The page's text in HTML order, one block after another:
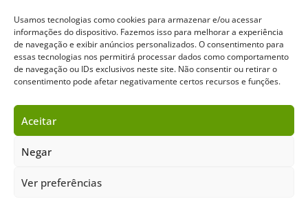
Usamos tecnologias como cookies para armazenar e/ou acessar
informações do dispositivo. Fazemos isso para melhorar a experiência
de navegação e exibir anúncios personalizados. O consentimento para
essas tecnologias nos permitirá processar dados como comportamento
de navegação ou IDs exclusivos neste site. Não consentir ou retirar o
consentimento pode afetar negativamente certos recursos e funções.
Aceitar
Negar
Ver preferências
Mídia Kit
Sobre o Cavalus Leilões Anuncie
Copyright ©️ 2026 • Grupo Cavalus de Comunicação. Todos os direitos